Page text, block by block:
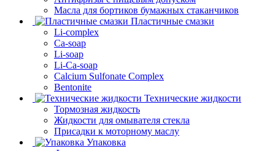
Масла для бортиков бумажных стаканчиков
Пластичные смазки
Li-complex
Ca-soap
Li-soap
Li-Ca-soap
Calcium Sulfonate Complex
Bentonite
Технические жидкости
Тормозная жидкость
Жидкости для омывателя стекла
Присадки к моторному маслу
Упаковка